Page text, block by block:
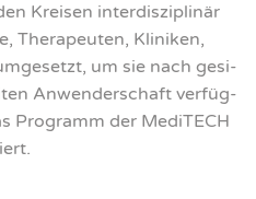
Krei­sen inter­dis­zi­pli­när
The­ra­peu­ten, Kli­ni­ken,
um sie nach gesi­
Anwen­der­schaft ver­füg­
Pro­gramm der Medi­TE­CH